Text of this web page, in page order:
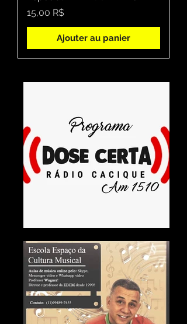
Prix
15,00 R$
Ajouter au panier